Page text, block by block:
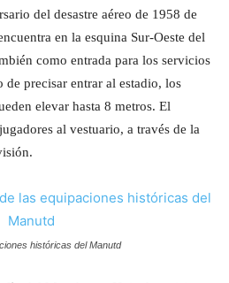
del desastre aéreo de 1958 de
en la esquina Sur-Oeste del
como entrada para los servicios
de precisar entrar al estadio, los
elevar hasta 8 metros. El
al vestuario, a través de la
históricas del Manutd